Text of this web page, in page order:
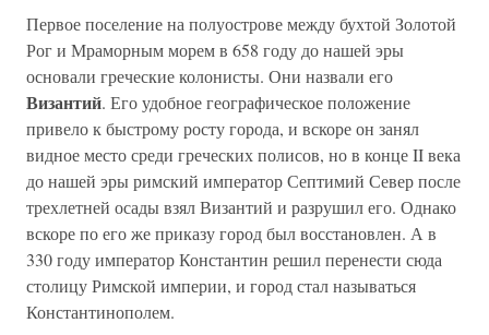
Первое поселение на полуострове между бухтой Золотой
Рог и Мраморным морем в 658 году до нашей эры
основали греческие колонисты. Они назвали его
Византий. Его удобное географическое положение
привело к быстрому росту города, и вскоре он занял
видное место среди греческих полисов, но в конце II века
до нашей эры римский император Септимий Север после
трехлетней осады взял Византий и разрушил его. Однако
вскоре по его же приказу город был восстановлен. А в
330 году император Константин решил перенести сюда
столицу Римской империи, и город стал называться
Константинополем.